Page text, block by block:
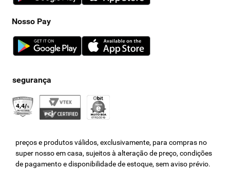
Nosso Pay
preços e produtos válidos, exclusivamente, para compras no
super nosso em casa, sujeitos à alteração de preço, condições
de pagamento e disponibilidade de estoque, sem aviso prévio.